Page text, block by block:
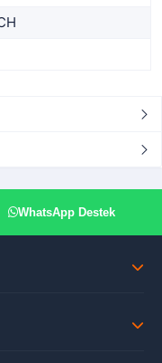
WhatsApp Destek